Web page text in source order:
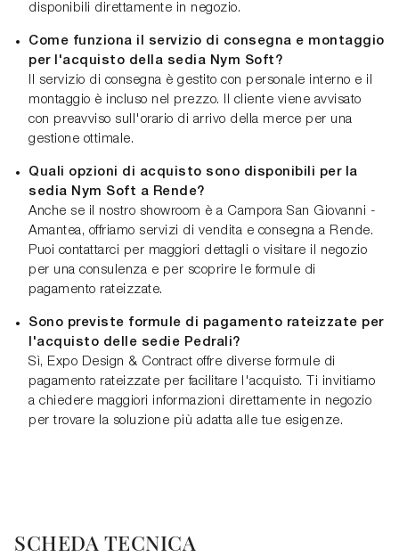
disponibili direttamente in negozio.
Come funziona il servizio di consegna e montaggio
per l'acquisto della sedia Nym Soft?
Il servizio di consegna è gestito con personale interno e il
montaggio è incluso nel prezzo. Il cliente viene avvisato
con preavviso sull'orario di arrivo della merce per una
gestione ottimale.
Quali opzioni di acquisto sono disponibili per la
sedia Nym Soft a Rende?
Anche se il nostro showroom è a Campora San Giovanni -
Amantea, offriamo servizi di vendita e consegna a Rende.
Puoi contattarci per maggiori dettagli o visitare il negozio
per una consulenza e per scoprire le formule di
pagamento rateizzate.
Sono previste formule di pagamento rateizzate per
l'acquisto delle sedie Pedrali?
Sì, Expo Design & Contract offre diverse formule di
pagamento rateizzate per facilitare l'acquisto. Ti invitiamo
a chiedere maggiori informazioni direttamente in negozio
per trovare la soluzione più adatta alle tue esigenze.
SCHEDA TECNICA